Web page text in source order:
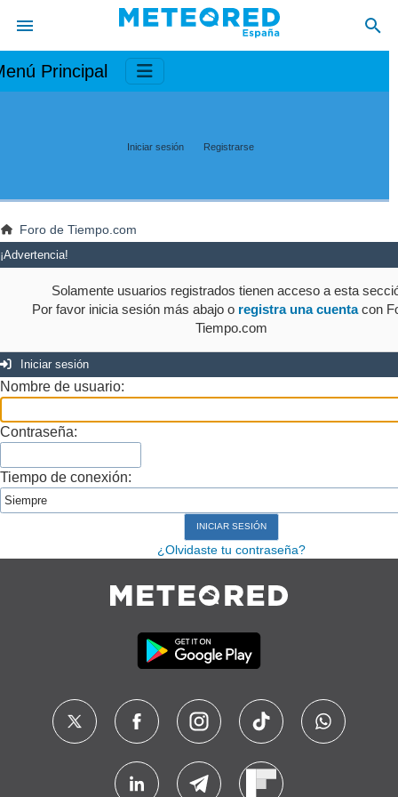
Principal
Iniciar sesión Registrarse
Foro de Tiempo.com
¡Advertencia!
Solamente usuarios registrados tienen acceso a esta
Por favor inicia sesión más abajo o registra una cuentacon
Tiempo.com
Iniciar sesión
Nombre de usuario:
Contraseña:
Tiempo de conexión:
¿Olvidaste tu contraseña?